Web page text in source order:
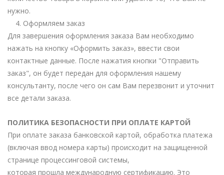
нужно.
4. Оформляем заказ
Для завершения оформления заказа Вам необходимо
нажать на кнопку «Оформить заказ», ввести свои
контактные данные. После нажатия кнопки "Отправить
заказ", он будет передан для оформления нашему
консультанту, после чего он сам Вам перезвонит и уточнит
все детали заказа.
ПОЛИТИКА БЕЗОПАСНОСТИ ПРИ ОПЛАТЕ КАРТОЙ
При оплате заказа банковской картой, обработка платежа
(включая ввод номера карты) происходит на защищенной
странице процессинговой системы,
которая прошла международную сертификацию. Это